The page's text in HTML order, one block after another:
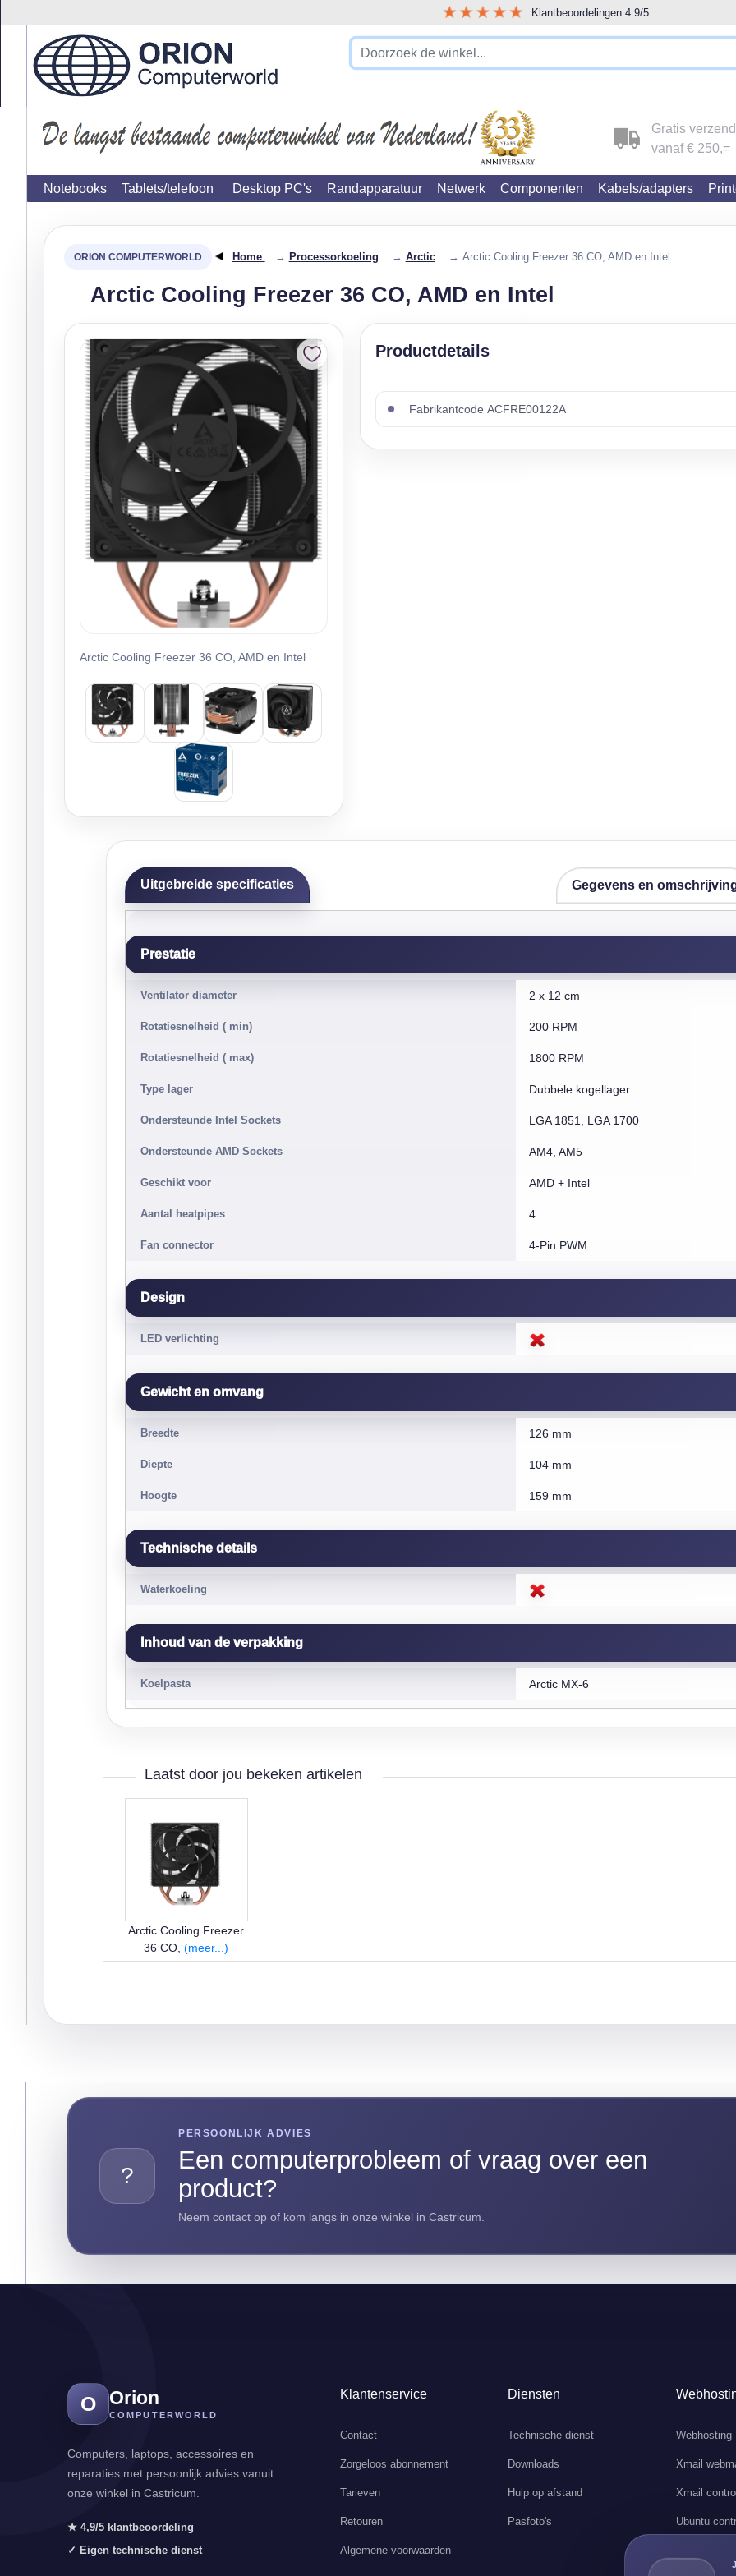
Klantbeoordelingen 4.9/5
!!!!! LET OP!!! WIJ ZIJN VERHUISD !!!!!
Gratis
vanaf € 250,=
Notebooks Tablets/telefoon Desktop PC's Randapparatuur Netwerk Componenten Kabels/adapters
Home → Processorkoeling → Arctic → Arctic Cooling Freezer 36 CO, AMD en Intel
Arctic Cooling Freezer 36 CO, AMD en Intel
Arctic Cooling Freezer 36 CO, AMD en Intel
Fabrikantcode ACFRE00122A
Uitgebreide specificaties Gegevens en
Prestatie
Ventilator diameter 2 x 12 cm
Rotatiesnelheid ( min) 200 RPM
Rotatiesnelheid ( max) 1800 RPM
Type lager Dubbele kogellager
Ondersteunde Intel Sockets LGA 1851, LGA 1700
Ondersteunde AMD Sockets AM4, AM5
Geschikt voor AMD + Intel
Aantal heatpipes 4
Fan connector 4-Pin PWM
Design
LED verlichting
Gewicht en omvang
Breedte 126 mm
Diepte 104 mm
Hoogte 159 mm
Technische details
Waterkoeling
Inhoud van de verpakking
Koelpasta Arctic MX-6
Laatst door jou bekeken artikelen
Arctic Cooling Freezer
36 CO, (meer...)
?
PERSOONLIJK ADVIES
Een computerprobleem of vraag over een
product?
Neem contact op of kom langs in onze winkel in Castricum.
O Orion
COMPUTERWORLD
Computers, laptops, accessoires en
reparaties met persoonlijk advies vanuit
onze winkel in Castricum.
★ 4,9/5 klantbeoordeling
✓ Eigen technische dienst
Klantenservice
Contact
Zorgeloos abonnement
Tarieven
Retouren
Algemene voorwaarden
Diensten
Technische dienst
Downloads
Hulp op afstand
Pasfoto's
Webhosting
Xmail
Xmail
Ubuntu